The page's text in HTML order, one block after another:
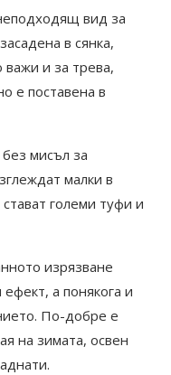
вид за
в сянка,
и за трева,
е поставена в
мисъл за
малки в
големи туфи и
изрязване
а понякога и
По-добре е
на зимата, освен